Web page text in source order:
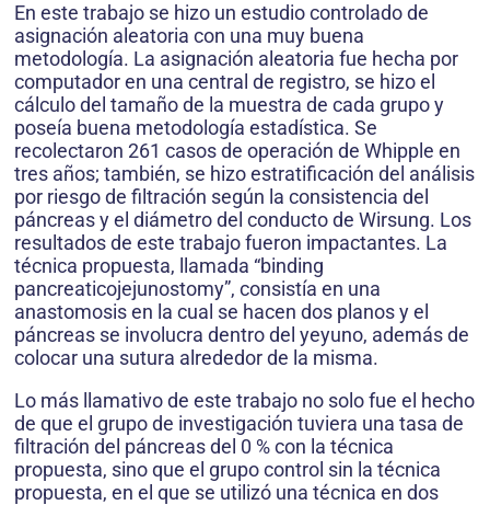
En este trabajo se hizo un estudio controlado de
asignación aleatoria con una muy buena
metodología. La asignación aleatoria fue hecha por
computador en una central de registro, se hizo el
cálculo del tamaño de la muestra de cada grupo y
poseía buena metodología estadística. Se
recolectaron 261 casos de operación de Whipple en
tres años; también, se hizo estratificación del análisis
por riesgo de filtración según la consistencia del
páncreas y el diámetro del conducto de Wirsung. Los
resultados de este trabajo fueron impactantes. La
técnica propuesta, llamada “binding
pancreaticojejunostomy”, consistía en una
anastomosis en la cual se hacen dos planos y el
páncreas se involucra dentro del yeyuno, además de
colocar una sutura alrededor de la misma.
Lo más llamativo de este trabajo no solo fue el hecho
de que el grupo de investigación tuviera una tasa de
filtración del páncreas del 0 % con la técnica
propuesta, sino que el grupo control sin la técnica
propuesta, en el que se utilizó una técnica en dos